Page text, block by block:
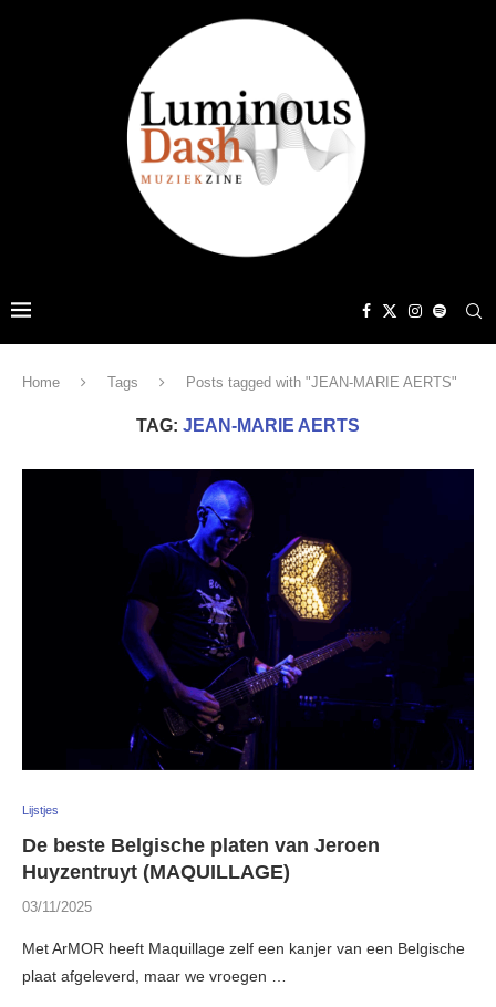
Home Tags Posts tagged with "JEAN-MARIE AERTS"
TAG: JEAN-MARIE AERTS
Lijstjes
De beste Belgische platen van Jeroen
Huyzentruyt (MAQUILLAGE)
03/11/2025
Met ArMOR heeft Maquillage zelf een kanjer van een Belgische
plaat afgeleverd, maar we vroegen …